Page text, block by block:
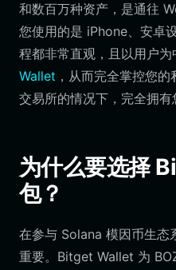
和数百万种资产，是通往
您使用的是 iPhone、安卓
程都非常直观，且以用户为
Wallet ，从而完全掌控您
交易所的情况下，完全拥有
为什么要选择
包？
在参与 Solana 模因币生态
重要。Bitget Wallet 为